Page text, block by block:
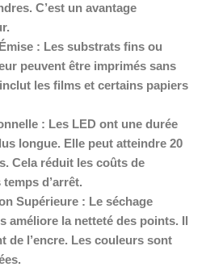
C’est un avantage
: Les substrats fins ou
peuvent être imprimés sans
les films et certains papiers
: Les LED ont une durée
longue. Elle peut atteindre 20
Cela réduit les coûts de
d’arrêt.
Supérieure : Le séchage
améliore la netteté des points. Il
de l’encre. Les couleurs sont